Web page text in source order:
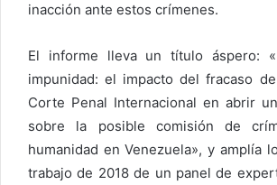
inacción ante estos crímenes.
El informe lleva un título áspero:
impunidad: el impacto del fracaso
Corte Penal Internacional en abrir
sobre la posible comisión de
humanidad en Venezuela», y amplía
trabajo de 2018 de un panel de